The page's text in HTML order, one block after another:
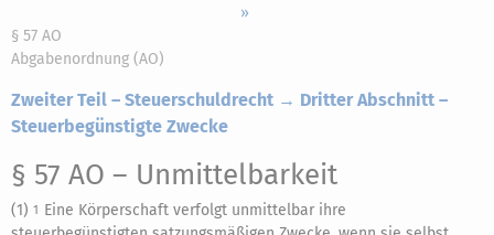
»
§ 57 AO
Abgabenordnung (AO)
Zweiter Teil – Steuerschuldrecht → Dritter Abschnitt –
Steuerbegünstigte Zwecke
§ 57 AO – Unmittelbarkeit
(1) 1 Eine Körperschaft verfolgt unmittelbar ihre